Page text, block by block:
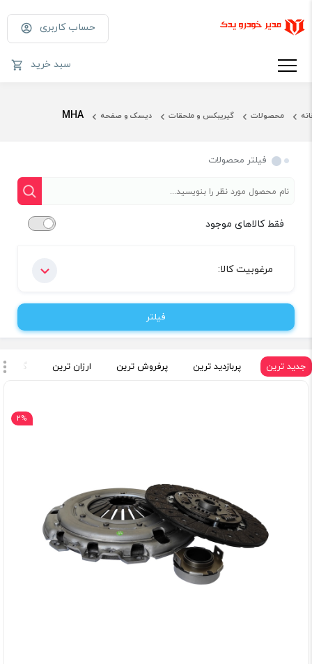
حساب کاربری
سبد خرید
محصولات گیریبکس و ملحقات دیسک و صفحه MHA
فیلتر محصولات
فقط کالاهای موجود
مرغوبیت کالا:
فیلتر
جدید ترین پربازدید ترین پرفروش ترین ارزان ترین گران
2%